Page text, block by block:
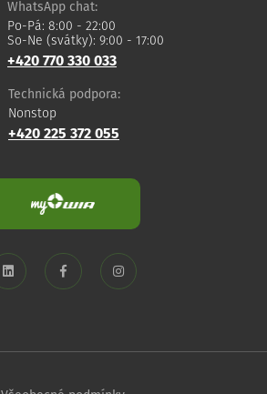
WhatsApp chat:
Po-Pá: 8:00 - 22:00
So-Ne (svátky): 9:00 - 17:00
+420 770 330 033
Technická podpora:
Nonstop
+420 225 372 055